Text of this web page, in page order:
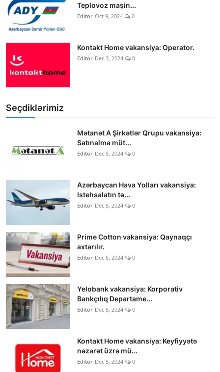
Teplovoz maşin...
Editor Oct 9, 2024 0
Kontakt Home vakansiya: Operator.
Editor Dec 3, 2024 0
Seçdiklərimiz
Mətanət A Şirkətlər Qrupu vakansiya:
Satınalma müt...
Editor Dec 5, 2024 0
Azərbaycan Hava Yolları vakansiya:
Istehsalatın tə...
Editor Dec 5, 2024 0
Prime Cotton vakansiya: Qaynaqçı
axtarılır.
Editor Dec 5, 2024 0
Yelobank vakansiya: Korporativ
Bankçılıq Departame...
Editor Dec 5, 2024 0
Kontakt Home vakansiya: Keyfiyyətə
nəzarət üzrə mü...
Editor Dec 5, 2024 0